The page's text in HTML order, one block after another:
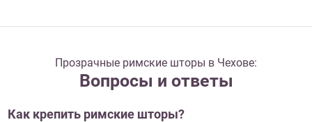
Прозрачные римские шторы в Чехове:
Вопросы и ответы
Как крепить римские шторы?